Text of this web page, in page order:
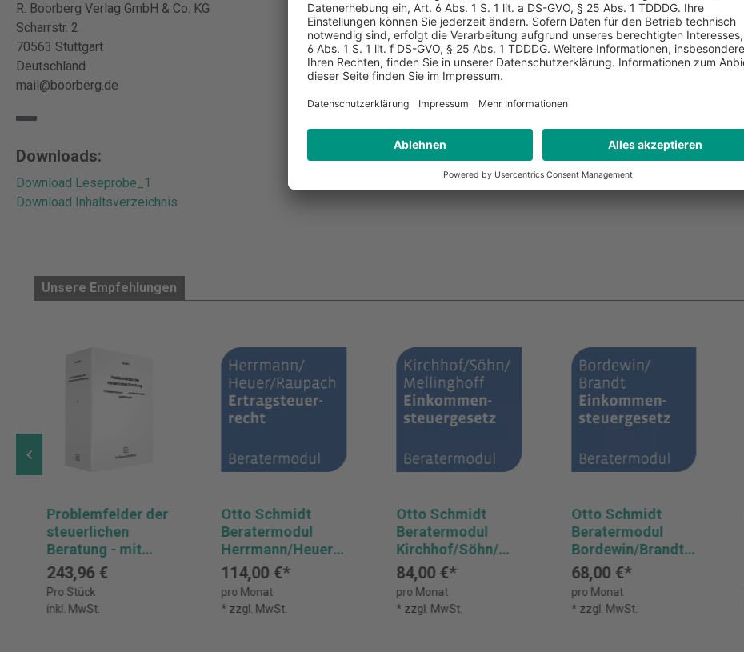
R. Boorberg Verlag GmbH & Co. KG
Scharrstr. 2
70563 Stuttgart
Deutschland
mail@boorberg.de
Downloads:
Download Leseprobe_1
Download Inhaltsverzeichnis
Unsere Empfehlungen
Problemfelder der
steuerlichen
Beratung - mit
Fortsetzungsbezu
g
243,96 €
Pro Stück
inkl. MwSt.
Otto Schmidt
Beratermodul
Herrmann/Heuer/
Raupach -
Ertragsteuerrecht
114,00 €*
pro Monat
* zzgl. MwSt.
Otto Schmidt
Beratermodul
Kirchhof/Söhn/Me
llinghoff
Einkommensteuer
gesetz
84,00 €*
pro Monat
* zzgl. MwSt.
Otto Schmidt
Beratermodul
Bordewin/Brandt
Einkommensteuer
gesetz
68,00 €*
pro Monat
* zzgl. MwSt.